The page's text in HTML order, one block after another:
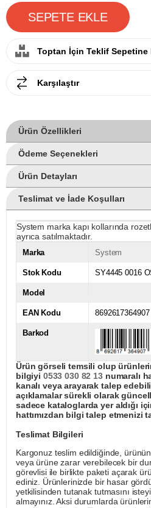
Toptan İçin Teklif Sepetine
Karşılaştır
Ürün Özellikleri
Ödeme Seçenekleri
Ürün Detayları
Teslimat ve İade Koşulları
System marka kapı kollarında
ayrıca satılmaktadır.
Marka System
Stok Kodu SY4445 0016
Model
EAN Kodu 8692617364907
Barkod
Ürün görseli temsili olup
bilgiyi 0533 030 82 13numaralı
kanalı veya arayarak talep
açıklamalar sürekli olarak
sadece kataloglarda yer aldığı
hattımızdan bilgi talep etmenizi
Teslimat Bilgileri
Kargonuz teslim edildiğinde,
veya ürüne zarar verebilecek bir
görevlisi ile birlikte paketi açarak
ediniz. Ürünlerinizde bir hasar
yetkilisinden tutanak tutmasını
almayınız. Aksi durumlarda